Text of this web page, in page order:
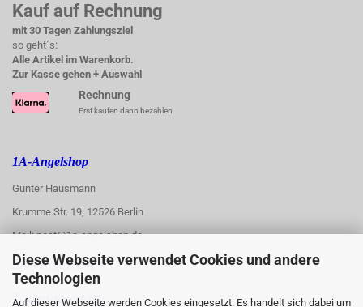
Diese Webseite verwendet Cookies und andere
Technologien
Auf dieser Webseite werden Cookies eingesetzt. Es handelt sich dabei um
Kauf auf Rechnung
mit 30 Tagen Zahlungsziel
so geht´s:
Alle Artikel im Warenkorb.
Zur Kasse gehen + Auswahl
Rechnung
Erst kaufen dann bezahlen
1A-Angelshop
Gunter Hausmann
Krumme Str. 19, 12526 Berlin
Mail: post@1a-angelshop.de
1A-Angelshop-
Ladengeschäft::